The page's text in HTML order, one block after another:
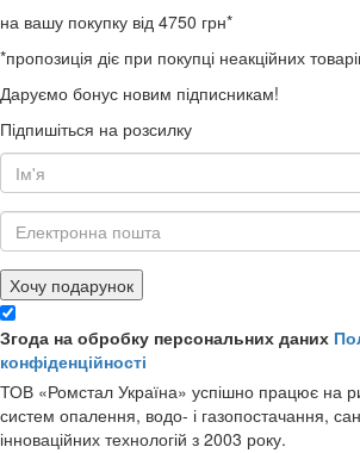
на вашу покупку від 4750 грн*
*пропозиція діє при покупці неакційних
Даруємо бонус новим підписникам!
Підпишіться на розсилку
Хочу подарунок
Згода на обробку персональних даних
конфіденційності
ТОВ «Ромстал Україна» успішно працює на
систем опалення, водо- і газопостачання,
інноваційних технологій з 2003 року.